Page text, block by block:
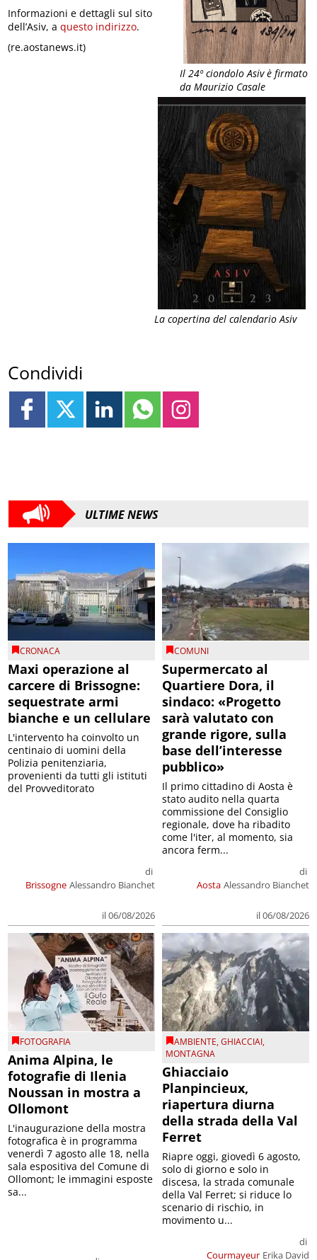
Il 24º ciondolo Asiv è firmato
da Maurizio Casale
La copertina del calendario Asiv
Informazioni e dettagli sul sito
dell’Asiv, aquesto indirizzo.
(re.aostanews.it)
Condividi
ULTIME NEWS
CRONACA
Maxi operazione al
carcere di Brissogne:
sequestrate armi
bianche e un cellulare
Brissogne
di
Alessandro Bianchet
il 06/08/2026
L'intervento ha coinvolto un
centinaio di uomini della
Polizia penitenziaria,
provenienti da tutti gli istituti
del Provveditorato
COMUNI
Supermercato al
Quartiere Dora, il
sindaco: «Progetto
sarà valutato con
grande rigore, sulla
base dell’interesse
pubblico»
Aosta
di
Alessandro Bianchet
il 06/08/2026
Il primo cittadino di Aosta è
stato audito nella quarta
commissione del Consiglio
regionale, dove ha ribadito
come l'iter, al momento, sia
ancora ferm...
FOTOGRAFIA
Anima Alpina, le
fotografie di Ilenia
Noussan in mostra a
Ollomont
L'inaugurazione della mostra
fotografica è in programma
venerdì 7 agosto alle 18, nella
sala espositiva del Comune di
Ollomont; le immagini esposte
sa...
AMBIENTE,GHIACCIAI,
MONTAGNA
Ghiacciaio
Planpincieux,
riapertura diurna
della strada della Val
Ferret
Courmayeur
di
Erika David
Riapre oggi, giovedì 6 agosto,
solo di giorno e solo in
discesa, la strada comunale
della Val Ferret; si riduce lo
scenario di rischio, in
movimento u...